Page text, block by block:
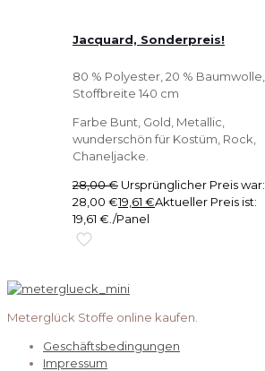
Jacquard, Sonderpreis!
80 % Polyester, 20 % Baumwolle,
Stoffbreite 140 cm
Farbe Bunt, Gold, Metallic,
wunderschön für Kostüm, Rock,
Chaneljacke.
28,00€ Ursprünglicher Preis war:
28,00 €19,61 €Aktueller Preis ist:
19,61 €. /Panel
Meterglück Stoffe online kaufen.
Geschäftsbedingungen
Impressum